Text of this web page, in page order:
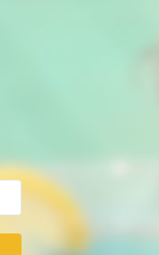
ao níquel devem ser
tempo de envio